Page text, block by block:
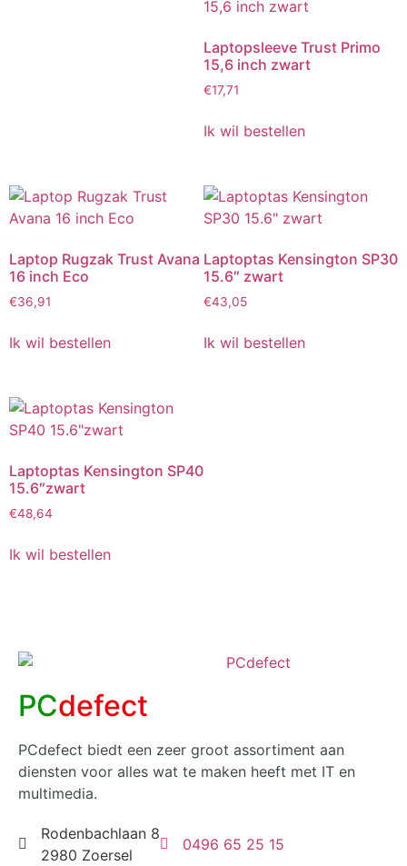
Laptopsleeve Trust Primo
15,6 inch zwart
€17,71
Ik wil bestellen
Laptop Rugzak Trust Avana
16 inch Eco
€36,91
Ik wil bestellen
Laptoptas Kensington SP30
15.6″ zwart
€43,05
Ik wil bestellen
Laptoptas Kensington SP40
15.6″zwart
€48,64
Ik wil bestellen
PCdefect
PCdefect biedt een zeer groot assortiment aan
diensten voor alles wat te maken heeft met IT en
multimedia.
Rodenbachlaan 8
2980 Zoersel
0496 65 25 15